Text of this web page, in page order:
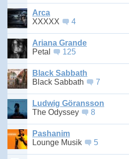
Arca
XXXXX
4
Ariana Grande
Petal
125
Black Sabbath
Black Sabbath
7
Ludwig Göransson
The Odyssey
8
Pashanim
Lounge Musik
5